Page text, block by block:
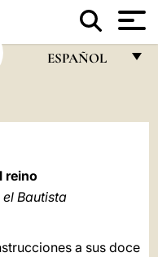
ESPAÑOL
ENGLISH
DEUTSCH
reino
Bautista
a sus doce